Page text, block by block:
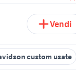
Vendi
custom usate